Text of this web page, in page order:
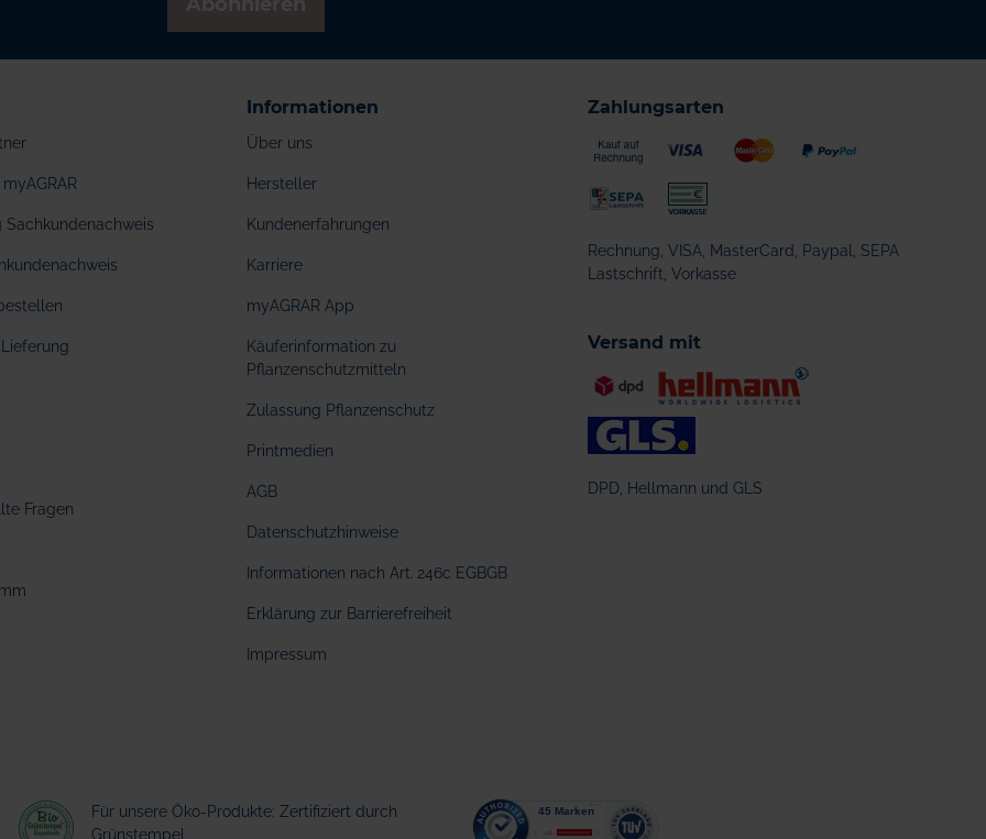
Sachkundenachweis
Fragen
Informationen
Über uns
Hersteller
Kundenerfahrungen
Karriere
myAGRAR App
Käuferinformation zu
Pflanzenschutzmitteln
Zulassung Pflanzenschutz
Printmedien
AGB
Datenschutzhinweise
Informationen nach Art. 246c EGBGB
Erklärung zur Barrierefreiheit
Impressum
Zahlungsarten
Rechnung, VISA, MasterCard, Paypal, SEPA
Lastschrift, Vorkasse
Versand mit
DPD, Hellmann und GLS
Für unsere Öko-Produkte: Zertifiziert durch
Grünstempel